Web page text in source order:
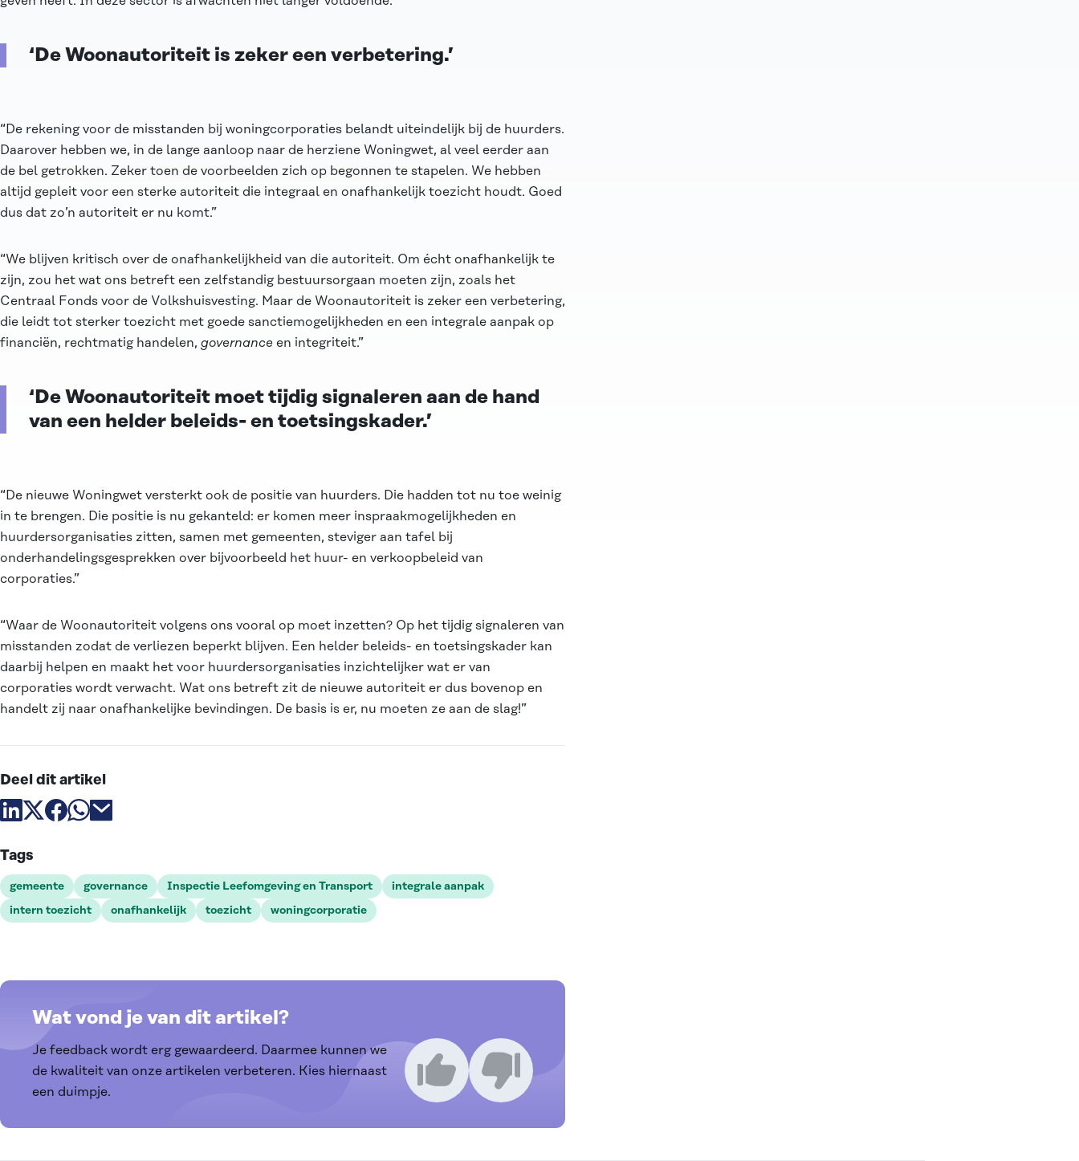
‘De Woonautoriteit is zeker een verbetering.’
“De rekening voor de misstanden bij woningcorporaties belandt uiteindelijk bij de huurders.
Daarover hebben we, in de lange aanloop naar de herziene Woningwet, al veel eerder aan
de bel getrokken. Zeker toen de voorbeelden zich op begonnen te stapelen. We hebben
altijd gepleit voor een sterke autoriteit die integraal en onafhankelijk toezicht houdt. Goed
dus dat zo’n autoriteit er nu komt.”
“We blijven kritisch over de onafhankelijkheid van die autoriteit. Om écht onafhankelijk te
zijn, zou het wat ons betreft een zelfstandig bestuursorgaan moeten zijn, zoals het
Centraal Fonds voor de Volkshuisvesting. Maar de Woonautoriteit is zeker een verbetering,
die leidt tot sterker toezicht met goede sanctiemogelijkheden en een integrale aanpak op
financiën, rechtmatig handelen, governance en integriteit.”
‘De Woonautoriteit moet tijdig signaleren aan de hand
van een helder beleids- en toetsingskader.’
“De nieuwe Woningwet versterkt ook de positie van huurders. Die hadden tot nu toe weinig
in te brengen. Die positie is nu gekanteld: er komen meer inspraakmogelijkheden en
huurdersorganisaties zitten, samen met gemeenten, steviger aan tafel bij
onderhandelingsgesprekken over bijvoorbeeld het huur- en verkoopbeleid van
corporaties.”
“Waar de Woonautoriteit volgens ons vooral op moet inzetten? Op het tijdig signaleren van
misstanden zodat de verliezen beperkt blijven. Een helder beleids- en toetsingskader kan
daarbij helpen en maakt het voor huurdersorganisaties inzichtelijker wat er van
corporaties wordt verwacht. Wat ons betreft zit de nieuwe autoriteit er dus bovenop en
handelt zij naar onafhankelijke bevindingen. De basis is er, nu moeten ze aan de slag!”
Deel dit artikel
Tags
gemeente governance Inspectie Leefomgeving en Transport
integrale aanpak
intern toezicht
onafhankelijk toezicht woningcorporatie
Wat vond je van dit artikel?
Je feedback wordt erg gewaardeerd. Daarmee kunnen we
de kwaliteit van onze artikelen verbeteren. Kies hiernaast
een duimpje.
Ik vind dit een goed artikel
Ik vind dit een slecht artikel